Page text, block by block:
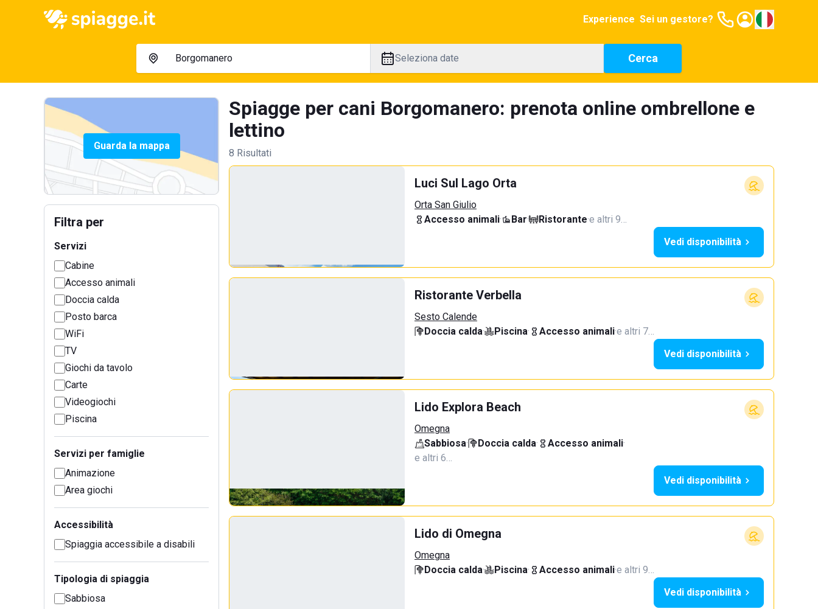
Experience Sei un gestore?
Seleziona date Cerca
Guarda la mappa
Filtra per
Servizi
Cabine
Accesso animali
Doccia calda
Posto barca
WiFi
TV
Giochi da tavolo
Carte
Videogiochi
Piscina
Servizi per famiglie
Animazione
Area giochi
Accessibilità
Spiaggia accessibile a disabili
Tipologia di spiaggia
Sabbiosa
Spiagge per cani Borgomanero: prenota online ombrellone e
lettino
8 Risultati
Luci Sul Lago Orta
Orta San Giulio
Accesso animali· Bar· Ristorante·e altri 9…
Vedi disponibilità
Ristorante Verbella
Sesto Calende
Doccia calda· Piscina· Accesso animali·e altri 7…
Vedi disponibilità
Lido Explora Beach
Omegna
Sabbiosa· Doccia calda· Accesso animali·
e altri 6…
Vedi disponibilità
Lido di Omegna
Omegna
Doccia calda· Piscina· Accesso animali·e altri 9…
Vedi disponibilità